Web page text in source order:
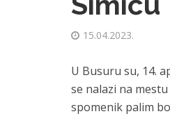
15.04.2023.
U Busuru su, 14.
se nalazi na
spomenik palim